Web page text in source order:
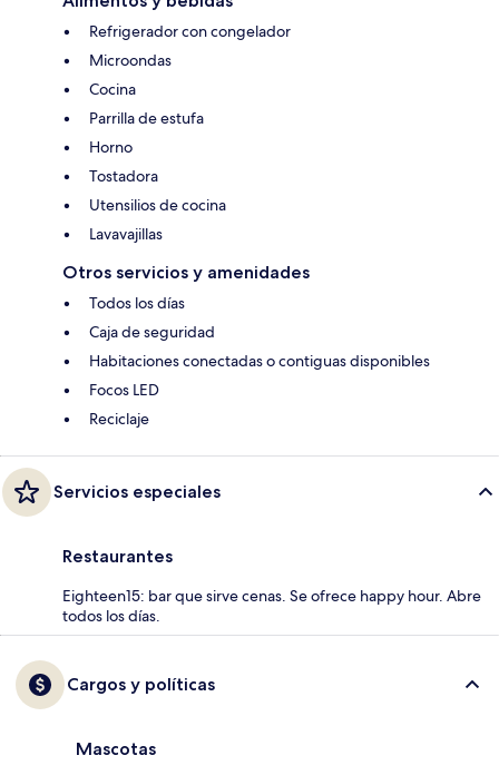
Refrigerador con congelador
Microondas
Cocina
Parrilla de estufa
Horno
Tostadora
Utensilios de cocina
Lavavajillas
Otros servicios y amenidades
Todos los días
Caja de seguridad
Habitaciones conectadas o contiguas disponibles
Focos LED
Reciclaje
Servicios especiales
Restaurantes
Eighteen15: bar que sirve cenas. Se ofrece happy hour. Abre
todos los días.
Cargos y políticas
Mascotas